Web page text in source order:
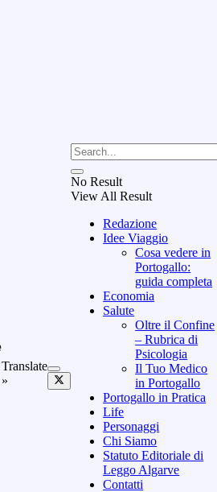
Translate
»
No Result
View All Result
Redazione
Idee Viaggio
Cosa vedere in
Portogallo:
guida completa
Economia
Salute
Oltre il Confine
– Rubrica di
Psicologia
Il Tuo Medico
in Portogallo
Portogallo in Pratica
Life
Personaggi
Chi Siamo
Statuto Editoriale di
Leggo Algarve
Contatti